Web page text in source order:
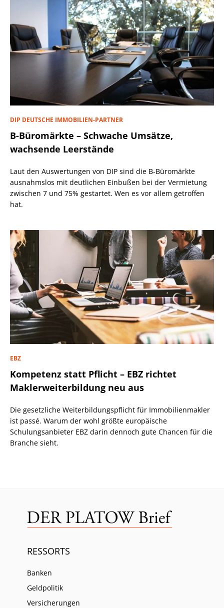
DIP DEUTSCHE IMMOBILIEN-PARTNER
B-Büromärkte – Schwache Umsätze,
wachsende Leerstände
Laut den Auswertungen von DIP sind die B-Büromärkte
ausnahmslos mit deutlichen Einbußen bei der Vermietung
zwischen 7 und 75% gestartet. Wen es vor allem getroffen
hat.
EBZ
Kompetenz statt Pflicht – EBZ richtet
Maklerweiterbildung neu aus
Die gesetzliche Weiterbildungspflicht für Immobilienmakler
ist passé. Warum der wohl größte europäische
Schulungsanbieter EBZ darin dennoch gute Chancen für die
Branche sieht.
RESSORTS
Banken
Geldpolitik
Versicherungen